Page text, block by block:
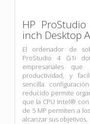
HP
inch Desktop
El ordenador de
ProStudio 4 G1i
empresariales
productividad, y
sencilla
reducido permite
que la CPU Intel® con
de 5 MP permiten a
alcanzar sus objetivos.